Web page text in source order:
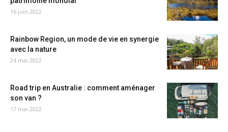
16 juin 2022
Rainbow Region, un mode de vie en synergie
avec la nature
24 mai 2022
Road trip en Australie : comment aménager
son van ?
17 mai 2022